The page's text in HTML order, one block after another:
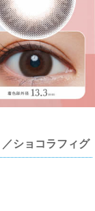
ショコラフィグ